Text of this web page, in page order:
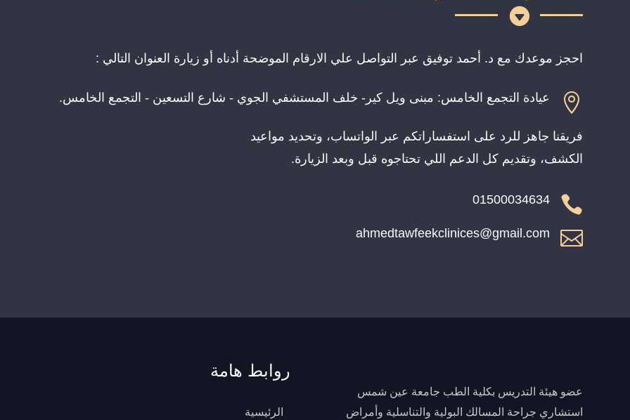

احجز موعدك مع د. أحمد توفيق عبر التواصل علي الارقام الموضحة أدناه أو زيارة العنوان التالي :
 عيادة التجمع الخامس: مبنى ويل كير- خلف المستشفي الجوي - شارع التسعين - التجمع الخامس.
فريقنا جاهز للرد على استفساراتكم عبر الواتساب، وتحديد مواعيد
الكشف، وتقديم كل الدعم اللي تحتاجوه قبل وبعد الزيارة.

01500034634

ahmedtawfeekclinices@gmail.com
روابط هامة
الرئيسية
عضو هيئة التدريس بكلية الطب جامعة عين شمس
استشاري جراحة المسالك البولية والتناسلية وأمراض